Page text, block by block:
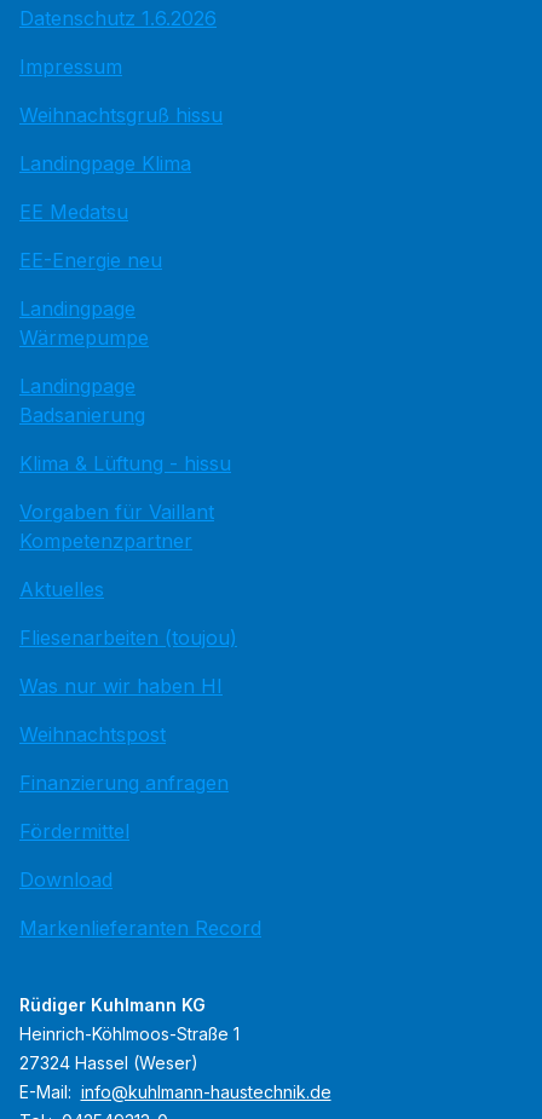
Datenschutz 1.6.2026
Impressum
Weihnachtsgruß hissu
Landingpage Klima
EE Medatsu
EE-Energie neu
Landingpage
Wärmepumpe
Landingpage
Badsanierung
Klima & Lüftung - hissu
Vorgaben für Vaillant
Kompetenzpartner
Aktuelles
Fliesenarbeiten (toujou)
Was nur wir haben HI
Weihnachtspost
Finanzierung anfragen
Fördermittel
Download
Markenlieferanten Record
Rüdiger Kuhlmann KG
Heinrich-Köhlmoos-Straße 1
27324 Hassel (Weser)
E-Mail: info@kuhlmann-haustechnik.de